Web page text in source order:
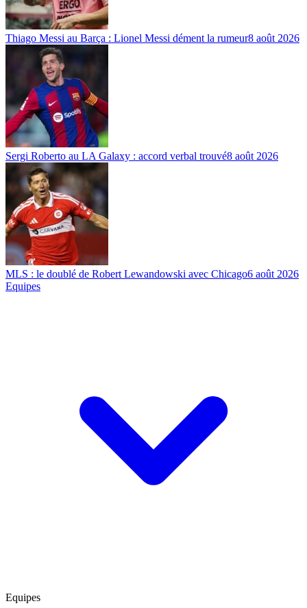
Thiago Messi au Barça : Lionel Messi dément la rumeur8 août 2026
Sergi Roberto au LA Galaxy : accord verbal trouvé8 août 2026
MLS : le doublé de Robert Lewandowski avec Chicago6 août 2026
Equipes
Equipes